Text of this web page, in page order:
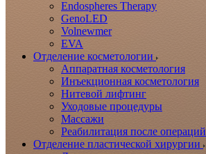
Endospheres Therapy
GenoLED
Volnewmer
EVA
Отделение косметологии
Аппаратная косметология
Инъекционная косметология
Нитевой лифтинг
Уходовые процедуры
Массажи
Реабилитация после операций
Отделение пластической хирургии